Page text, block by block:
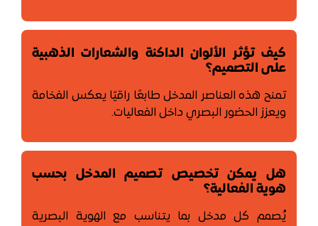
كيف تؤثر الألوان الداكنة والشعارات الذهبية
على التصميم؟
تمنح هذه العناصر المدخل طابعًا راقيًا يعكس الفخامة
ويعزز الحضور البصري داخل الفعاليات.
هل يمكن تخصيص تصميم المدخل بحسب
هوية الفعالية؟
يُصمم كل مدخل بما يتناسب مع الهوية البصرية